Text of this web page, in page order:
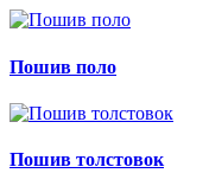
Пошив поло
Пошив толстовок